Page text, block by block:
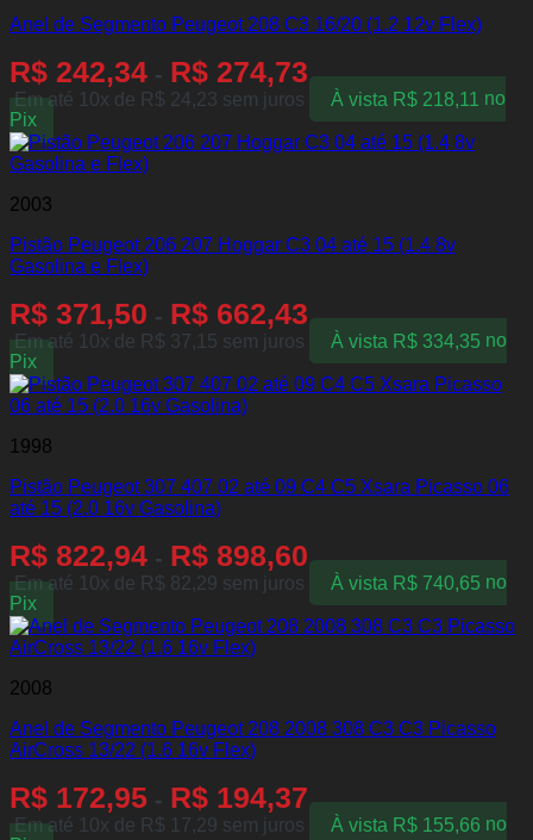
Anel de Segmento Peugeot 208 C3 16/20 (1.2 12v Flex)
R$ 242,34 - R$ 274,73
Em até 10x de R$ 24,23 sem juros À vista R$218,11 no
Pix
2003
Pistão Peugeot 206 207 Hoggar C3 04 até 15 (1.4 8v
Gasolina e Flex)
R$ 371,50 - R$ 662,43
Em até 10x de R$ 37,15 sem juros À vista R$334,35 no
Pix
1998
Pistão Peugeot 307 407 02 até 09 C4 C5 Xsara Picasso 06
até 15 (2.0 16v Gasolina)
R$ 822,94 - R$ 898,60
Em até 10x de R$ 82,29 sem juros À vista R$740,65 no
Pix
2008
Anel de Segmento Peugeot 208 2008 308 C3 C3 Picasso
AirCross 13/22 (1.6 16v Flex)
R$ 172,95 - R$ 194,37
Em até 10x de R$ 17,29 sem juros À vista R$155,66 no